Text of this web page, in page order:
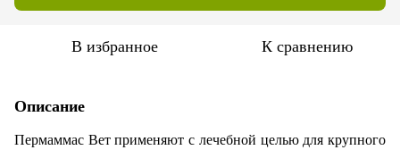
В избранное К сравнению
Описание
Пермаммас Вет применяют с лечебной целью для крупного